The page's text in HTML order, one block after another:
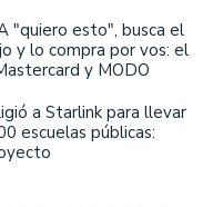
"quiero esto", busca el
y lo compra por vos: el
y MODO
a Starlink para llevar
escuelas públicas: